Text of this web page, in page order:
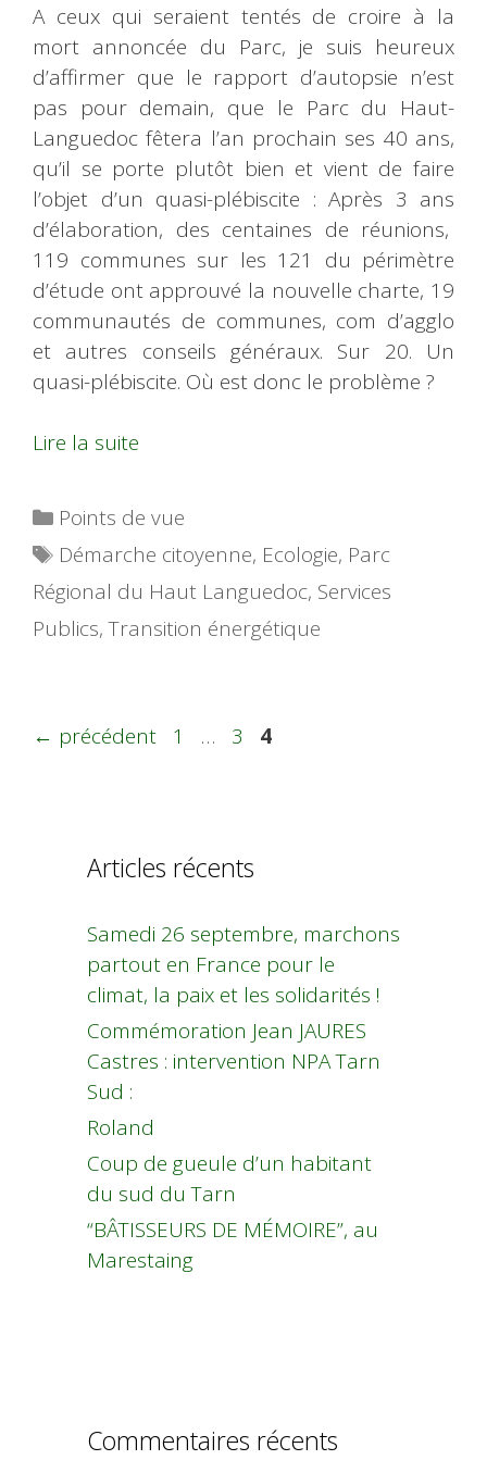
A ceux qui seraient tentés de croire à la
mort annoncée du Parc, je suis heureux
d’affirmer que le rapport d’autopsie n’est
pas pour demain, que le Parc du Haut-
Languedoc fêtera l’an prochain ses 40 ans,
qu’il se porte plutôt bien et vient de faire
l’objet d’un quasi-plébiscite : Après 3 ans
d’élaboration, des centaines de réunions,
119 communes sur les 121 du périmètre
d’étude ont approuvé la nouvelle charte, 19
communautés de communes, com d’agglo
et autres conseils généraux. Sur 20. Un
quasi-plébiscite. Où est donc le problème ?
Lire la suite
Catégories
Points de vue
Étiquettes
Démarche citoyenne, Ecologie, Parc
Régional du Haut Languedoc, Services
Publics,Transition énergétique
← précédent Page
1 … Page
3 Page
4
Articles récents
Samedi 26 septembre, marchons
partout en France pour le
climat, la paix et les solidarités !
Commémoration Jean JAURES
Castres : intervention NPA Tarn
Sud :
Roland
Coup de gueule d’un habitant
du sud du Tarn
“BÂTISSEURS DE MÉMOIRE”, au
Marestaing
Commentaires récents